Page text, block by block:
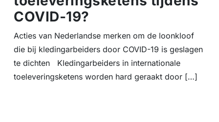
COVID-19?
Acties van Nederlandse merken om de loonkloof
die bij kledingarbeiders door COVID-19 is geslagen
te dichten Kledingarbeiders in internationale
toeleveringsketens worden hard geraakt door […]